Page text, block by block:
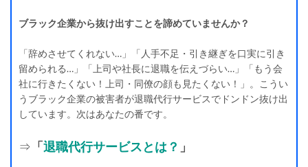
ブラック企業から抜け出すことを諦めていませんか？
「辞めさせてくれない…」「人手不足・引き継ぎを口実に引き
留められる…」「上司や社長に退職を伝えづらい…」「もう会
社に行きたくない！上司・同僚の顔も見たくない！」。こうい
うブラック企業の被害者が退職代行サービスでドンドン抜け出
しています。次はあなたの番です。
⇒ 「退職代行サービスとは？ 」